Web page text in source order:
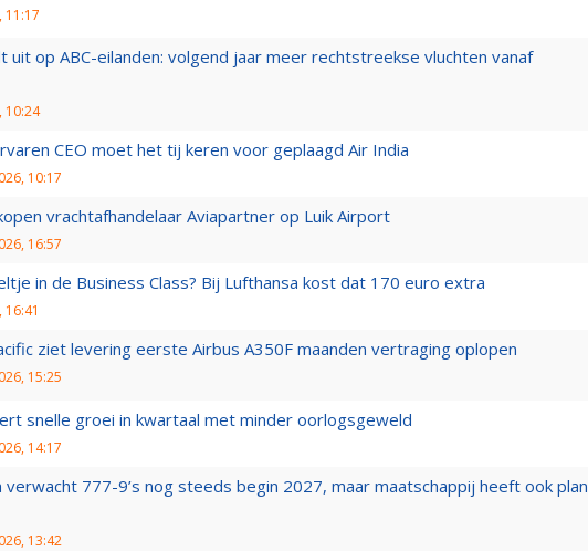
11:17
uit op ABC-eilanden: volgend jaar meer rechtstreekse vluchten vanaf
10:24
CEO moet het tij keren voor geplaagd Air India
10:17
vrachtafhandelaar Aviapartner op Luik Airport
16:57
in de Business Class? Bij Lufthansa kost dat 170 euro extra
16:41
ziet levering eerste Airbus A350F maanden vertraging oplopen
15:25
snelle groei in kwartaal met minder oorlogsgeweld
14:17
verwacht 777-9’s nog steeds begin 2027, maar maatschappij heeft ook plan
13:42